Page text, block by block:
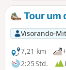
Tour um
Visorando-
7,21 km
2:25 Std.